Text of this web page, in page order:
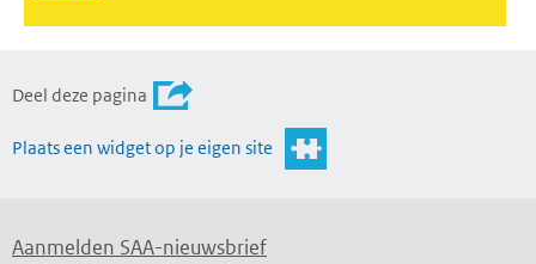
Deel deze pagina
Plaats een widget op je eigen site
Aanmelden SAA-nieuwsbrief